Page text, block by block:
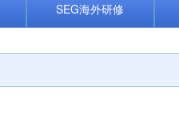
SEG海外研修